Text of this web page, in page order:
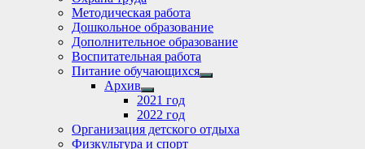
Методическая работа
Дошкольное образование
Дополнительное образование
Воспитательная работа
Питание обучающихся
Show
Архив
Show
sub
menu
2021 год
2022 год
Организация детского отдыха
Физкультура и спорт